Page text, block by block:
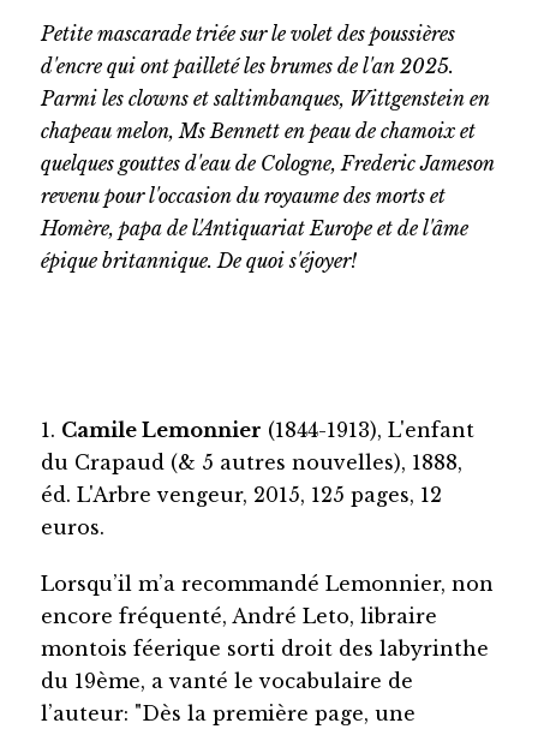
Petite mascarade triée sur le volet des poussières
d'encre qui ont pailleté les brumes de l'an 2025.
Parmi les clowns et saltimbanques, Wittgenstein en
chapeau melon, Ms Bennett en peau de chamoix et
quelques gouttes d'eau de Cologne, Frederic Jameson
revenu pour l'occasion du royaume des morts et
Homère, papa de l'Antiquariat Europe et de l'âme
épique britannique. De quoi s'éjoyer!
1. Camile Lemonnier (1844-1913), L'enfant
du Crapaud (& 5 autres nouvelles), 1888,
éd. L'Arbre vengeur, 2015, 125 pages, 12
euros.
Lorsqu’il m’a recommandé Lemonnier, non
encore fréquenté, André Leto, libraire
montois féerique sorti droit des labyrinthe
du 19ème, a vanté le vocabulaire de
l’auteur: "Dès la première page, une